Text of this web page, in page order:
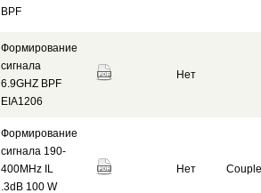
BPF
Формирование
сигнала
6.9GHZ BPF
EIA1206
Нет
Формирование
сигнала 190-
400MHz IL
.3dB 100 W
Нет